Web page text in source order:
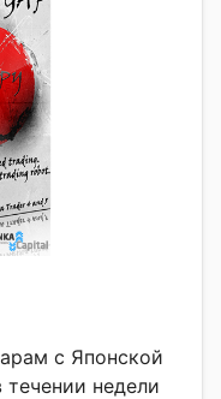
с Японской
недели